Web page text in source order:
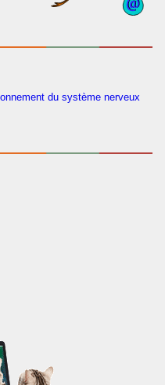
du système nerveux